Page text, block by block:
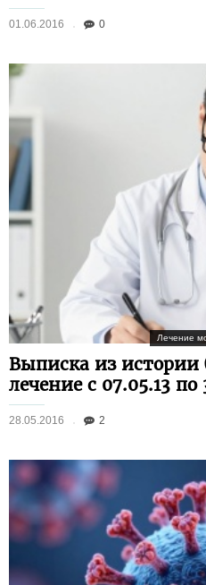
01.06.2016 0
Лечение
Выписка из истории
лечение с 07.05.13 по
28.05.2016 2